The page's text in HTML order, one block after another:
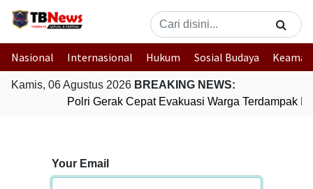
Nasional Internasional Hukum Sosial Budaya
Kamis, 06 Agustus 2026 BREAKING NEWS:
Polri Gerak Cepat Evakuasi Warga Terdampak
Your Email